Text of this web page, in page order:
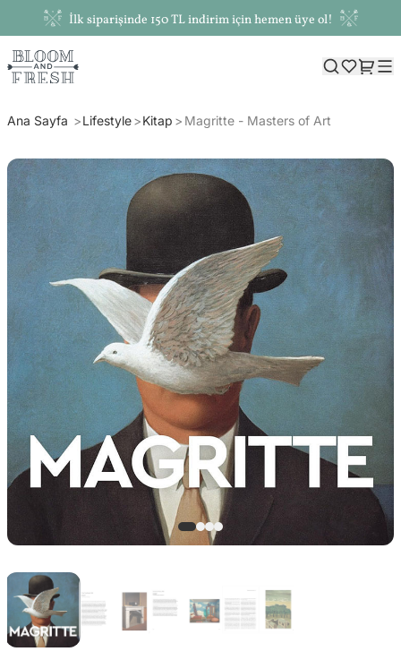
İlk siparişinde 150 TL indirim için hemen üye ol!
Ana Sayfa Lifestyle Kitap Magritte - Masters of Art